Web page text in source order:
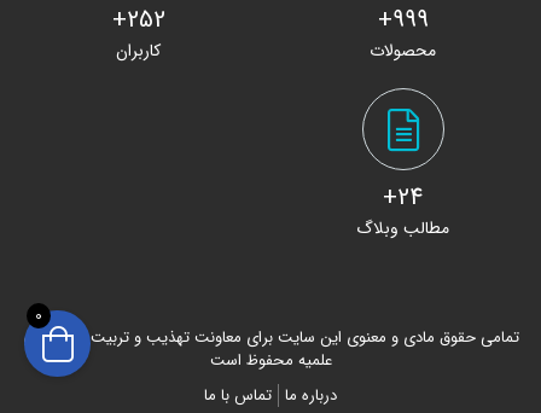
999+
محصولات
252+
کاربران
24+
مطالب وبلاگ
تمامی حقوق مادی و معنوی این سایت برای معاونت تهذیب و تربیت حوزه های
علمیه محفوظ است
درباره ما تماس با ما
0